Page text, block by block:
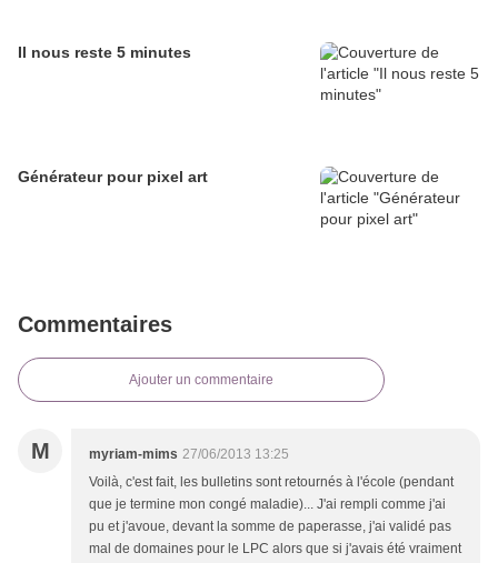
Il nous reste 5 minutes
Générateur pour pixel art
Commentaires
Ajouter un commentaire
M myriam-mims 27/06/2013 13:25
Voilà, c'est fait, les bulletins sont retournés à l'école (pendant
que je termine mon congé maladie)... J'ai rempli comme j'ai
pu et j'avoue, devant la somme de paperasse, j'ai validé pas
mal de domaines pour le LPC alors que si j'avais été vraiment